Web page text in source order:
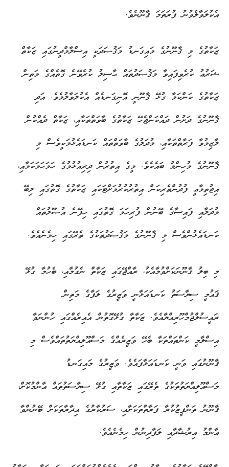
އެކުލަވާލެވުނު ފުރަތަމަ ޤާނޫނެވެ.
ޒަކާތުގެ މި ޤާނޫނުގެ މައިގަނޑު މަޤުޞަދަކީ އިސްލާމްދީނުގައި ޒަކާތް
ޝަރުޢު ކުރެވިފައިވާ މަޤުޞަދުތައް ޙާސިލު ކުރެވޭނެ ގޮތެއްގެ މަތިން
ޒަކާތުގެ ކަންކަމާ ގުޅޭ ޤާނޫނީ އޮނިގަނޑެއް އެކުލަވާލުމެވެ. އަދި
ޤާނޫނުގެ ދަށުން ދައްކަންޖެހޭ ޒަކާތުގެ ބާވަތްތަކާއި، ޒަކާތް ދެއްކުން
ލާޒިމުވާ ފަރާތްތަކާއި، މުދަލުގެ ބާވަތްތައް ކަނޑައެޅުމަކީވެސް މި
ޤާނޫނުގެ މުހިންމު ބައެކެވެ. މީގެ އިތުރުން ދިރިއުޅުމުގެ ހަމަހަމަކަމާއި،
އިޖުތިމާޢީ ފުދުންތެރިކަން އިތުރުކުރުމަށްޓަކައި ޒަކާތުގެ ގޮތުގައި ލިބޭ
މުދަލާއި ފައިސާގެ ބޭނުން ފުރިހަމަ ގޮތުގައި ހިފޭނެ އުޞޫލުތައް
ކަނޑައެޅުންވެސް މި ޤާނޫނުގެ މަޤުޞަދުތަކުގެ ތެރޭގައި ހިމެނެއެވެ.
މި ބިލު ޤާނޫނަކަށްވުމާއެކު، ރާއްޖޭގައި ޒަކާތް ނެގުމާއި، ބެހުމާ ގުޅޭ
ޤައުމީ ސިޔާސަތު ކަނޑައަޅާނީ ވަޒީރުގެ ލަފާގެ މަތިން
ރައީސުލްޖުމްހޫރިއްޔާއެވެ. ޒަކާތާ ގުޅޭގޮތުން އެއިރެއްގައި ހުންނަވާ
އިސްލާމީ ކަންތައްތަކާ ބެހޭ ވަޒީރެއްގެ މަސްއޫލިއްޔަތުތައްވެސް މި
ޤާނޫނުގައި ވަނީ ކަނޑައަޅާފައެވެ. ވަޒީރުގެ މައިގަނޑު
މަސްއޫލިއްޔަތުތަކުގެ ތެރޭގައި ޒަކާތާއި ގުޅޭ ސިޔާސަތުތައް ޢާންމުކޮށް،
ޤާނޫނު ތަންފީޒުކުރާ ފަރާތްތަކަށާއި، ސަރުކާރުގެ އިދާރާތަކަށް ބޭނުންވާ
ޢާންމު އިރުޝާދާއި ލަފާދިނުން ހިމެނެއެވެ.